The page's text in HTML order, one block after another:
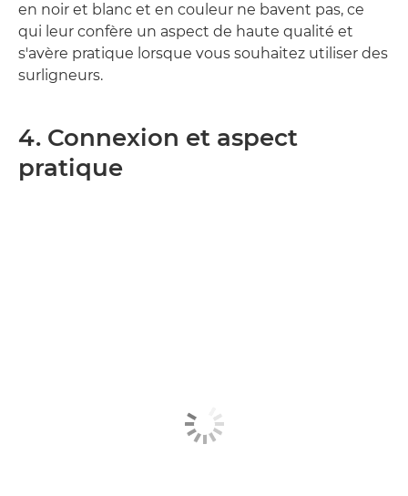
en noir et blanc et en couleur ne bavent pas, ce
qui leur confère un aspect de haute qualité et
s'avère pratique lorsque vous souhaitez utiliser des
surligneurs.
4. Connexion et aspect
pratique